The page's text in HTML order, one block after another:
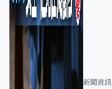
新聞資訊